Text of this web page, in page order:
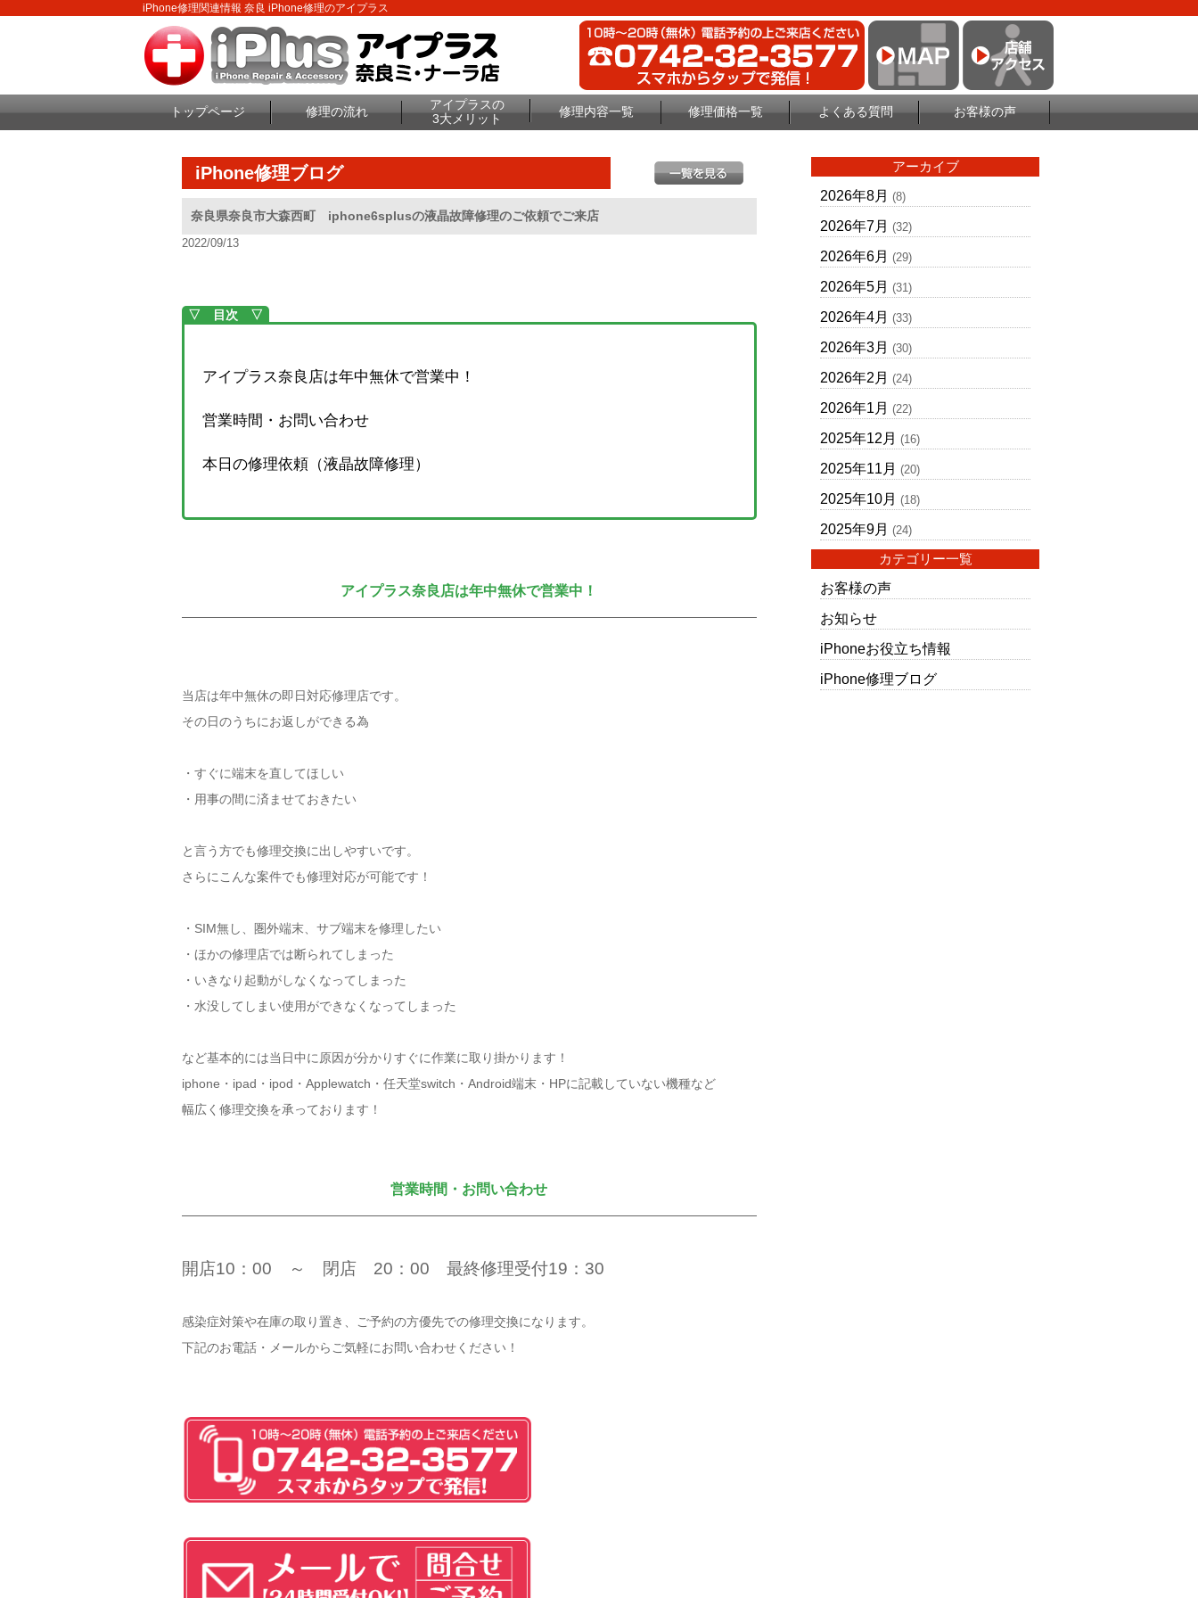
iPhone修理関連情報 奈良 iPhone修理のアイプラス
トップページ 修理の流れ
アイプラスの
3大メリット
修理内容一覧 修理価格一覧 よくある質問 お客様の声
iPhone修理ブログ
奈良県奈良市大森西町 iphone6splusの液晶故障修理のご依頼でご来店
2022/09/13
▽ 目次 ▽
アイプラス奈良店は年中無休で営業中！
営業時間・お問い合わせ
本日の修理依頼（液晶故障修理）
アイプラス奈良店は年中無休で営業中！
当店は年中無休の即日対応修理店です。
その日のうちにお返しができる為
・すぐに端末を直してほしい
・用事の間に済ませておきたい
と言う方でも修理交換に出しやすいです。
さらにこんな案件でも修理対応が可能です！
・SIM無し、圏外端末、サブ端末を修理したい
・ほかの修理店では断られてしまった
・いきなり起動がしなくなってしまった
・水没してしまい使用ができなくなってしまった
など基本的には当日中に原因が分かりすぐに作業に取り掛かります！
iphone・ipad・ipod・Applewatch・任天堂switch・Android端末・HPに記載していない機種など
幅広く修理交換を承っております！
営業時間・お問い合わせ
開店10：00 ～ 閉店 20：00 最終修理受付19：30
感染症対策や在庫の取り置き、ご予約の方優先での修理交換になります。
下記のお電話・メールからご気軽にお問い合わせください！
アーカイブ
2026年8月 (8)
2026年7月 (32)
2026年6月 (29)
2026年5月 (31)
2026年4月 (33)
2026年3月 (30)
2026年2月 (24)
2026年1月 (22)
2025年12月 (16)
2025年11月 (20)
2025年10月 (18)
2025年9月 (24)
カテゴリー一覧
お客様の声
お知らせ
iPhoneお役立ち情報
iPhone修理ブログ